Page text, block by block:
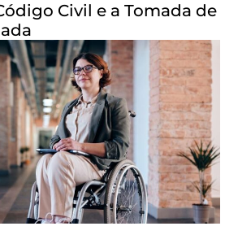
Civil e a Tomada de